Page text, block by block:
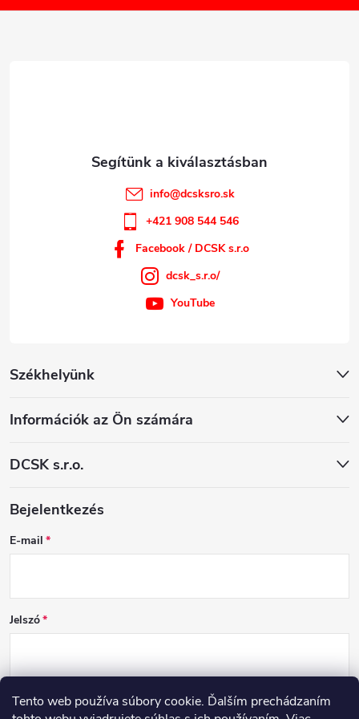
Tento web používa súbory cookie. Ďalším prechádzaním
Székhelyünk
Információk az Ön számára
DCSK s.r.o.
info@dcsksro.sk
+421 908 544 546
Facebook / DCSK s.r.o
dcsk_s.r.o/
YouTube
Bejelentkezés
E-mail
Jelszó
BEJELENTKEZÉS